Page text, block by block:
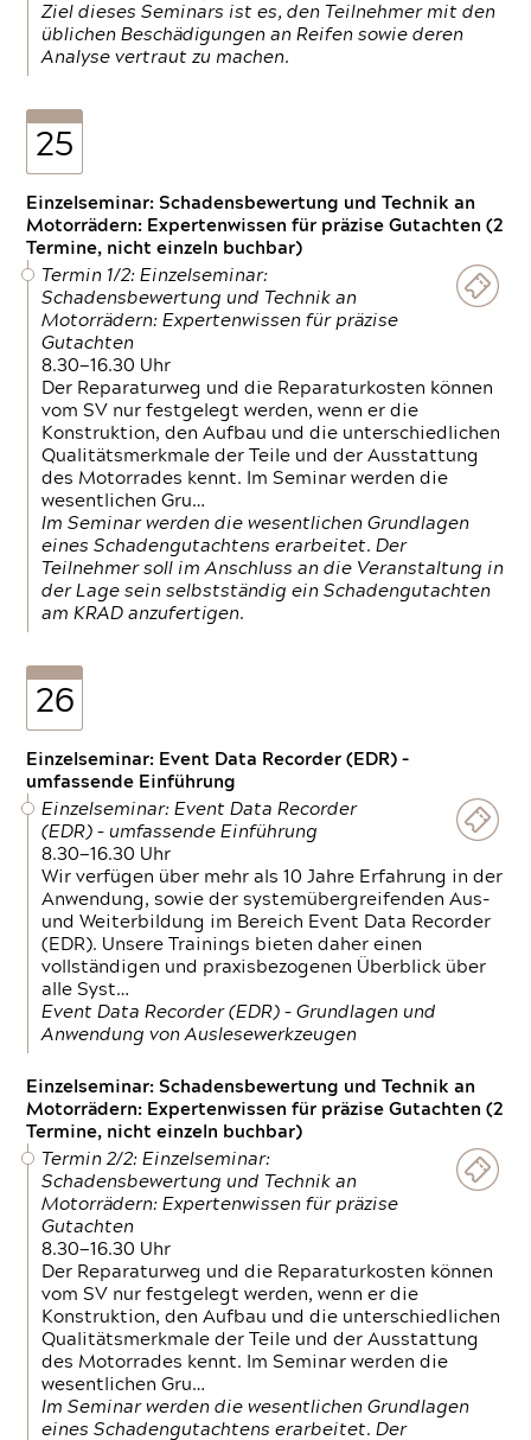
Ziel dieses Seminars ist es, den Teilnehmer mit den
üblichen Beschädigungen an Reifen sowie deren
Analyse vertraut zu machen.
25
Einzelseminar: Schadensbewertung und Technik an
Motorrädern: Expertenwissen für präzise Gutachten (2
Termine, nicht einzeln buchbar)
Termin 1/2: Einzelseminar:
Schadensbewertung und Technik an
Motorrädern: Expertenwissen für präzise
Gutachten
8.30—16.30 Uhr
Der Reparaturweg und die Reparaturkosten können
vom SV nur festgelegt werden, wenn er die
Konstruktion, den Aufbau und die unterschiedlichen
Qualitätsmerkmale der Teile und der Ausstattung
des Motorrades kennt. Im Seminar werden die
wesentlichen Gru…
Im Seminar werden die wesentlichen Grundlagen
eines Schadengutachtens erarbeitet. Der
Teilnehmer soll im Anschluss an die Veranstaltung in
der Lage sein selbstständig ein Schadengutachten
am KRAD anzufertigen.
26
Einzelseminar: Event Data Recorder (EDR) –
umfassende Einführung
Einzelseminar: Event Data Recorder
(EDR) – umfassende Einführung
8.30—16.30 Uhr
Wir verfügen über mehr als 10 Jahre Erfahrung in der
Anwendung, sowie der systemübergreifenden Aus-
und Weiterbildung im Bereich Event Data Recorder
(EDR). Unsere Trainings bieten daher einen
vollständigen und praxisbezogenen Überblick über
alle Syst…
Event Data Recorder (EDR) – Grundlagen und
Anwendung von Auslesewerkzeugen
Einzelseminar: Schadensbewertung und Technik an
Motorrädern: Expertenwissen für präzise Gutachten (2
Termine, nicht einzeln buchbar)
Termin 2/2: Einzelseminar:
Schadensbewertung und Technik an
Motorrädern: Expertenwissen für präzise
Gutachten
8.30—16.30 Uhr
Der Reparaturweg und die Reparaturkosten können
vom SV nur festgelegt werden, wenn er die
Konstruktion, den Aufbau und die unterschiedlichen
Qualitätsmerkmale der Teile und der Ausstattung
des Motorrades kennt. Im Seminar werden die
wesentlichen Gru…
Im Seminar werden die wesentlichen Grundlagen
eines Schadengutachtens erarbeitet. Der